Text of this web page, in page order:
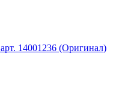
14001236 (Оригинал)